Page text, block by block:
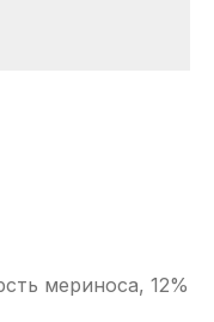
мериноса, 12%